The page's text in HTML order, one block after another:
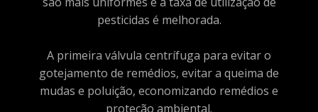
pesticidas é melhorada.
A primeira válvula centrífuga para evitar o
gotejamento de remédios, evitar a queima de
mudas e poluição, economizando remédios e
proteção ambiental.